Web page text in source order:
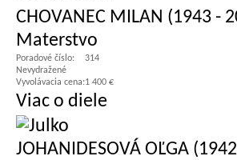
CHOVANEC MILAN (1943 -
Materstvo
Poradové číslo:
314
Nevydražené
Vyvolávacia cena:1 400 €
Viac o diele
JOHANIDESOVÁ OĽGA